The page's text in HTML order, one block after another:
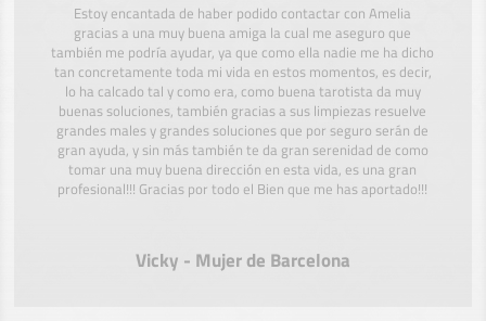
Estoy encantada de haber podido contactar con Amelia
gracias a una muy buena amiga la cual me aseguro que
también me podría ayudar, ya que como ella nadie me ha dicho
tan concretamente toda mi vida en estos momentos, es decir,
lo ha calcado tal y como era, como buena tarotista da muy
buenas soluciones, también gracias a sus limpiezas resuelve
grandes males y grandes soluciones que por seguro serán de
gran ayuda, y sin más también te da gran serenidad de como
tomar una muy buena dirección en esta vida, es una gran
profesional!!! Gracias por todo el Bien que me has aportado!!!
Vicky - Mujer de Barcelona